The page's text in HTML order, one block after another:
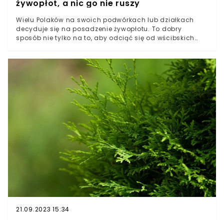
żywopłot, a nic go nie ruszy
Wielu Polaków na swoich podwórkach lub działkach
decyduje się na posadzenie żywopłotu. To dobry
sposób nie tylko na to, aby odciąć się od wścibskich
niekwestionowaną królową wśród roślin, które
wybieraliśmy na żywopłot, były tuje, okazuje się, że
nadszedł czas na zmiany.
21.09.2023 15:34